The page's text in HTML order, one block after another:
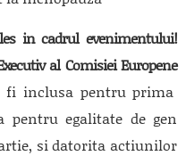
in cadrul evenimentului!
al Comisiei Europene
fi inclusa pentru prima
pentru egalitate de gen
si datorita actiunilor